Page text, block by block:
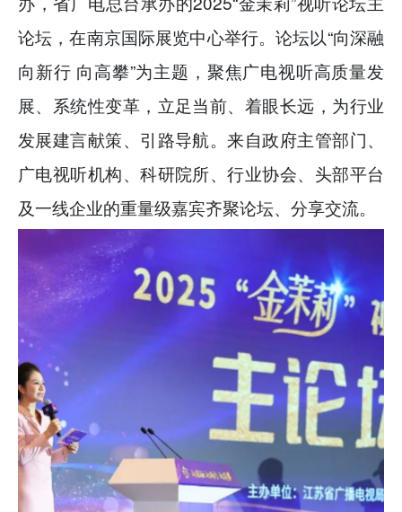
论坛，在南京国际展览中心举行。论坛以“向深融
向新行 向高攀”为主题，聚焦广电视听高质量发
展、系统性变革，立足当前、着眼长远，为行业
发展建言献策、引路导航。来自政府主管部门、
广电视听机构、科研院所、行业协会、头部平台
及一线企业的重量级嘉宾齐聚论坛、分享交流。